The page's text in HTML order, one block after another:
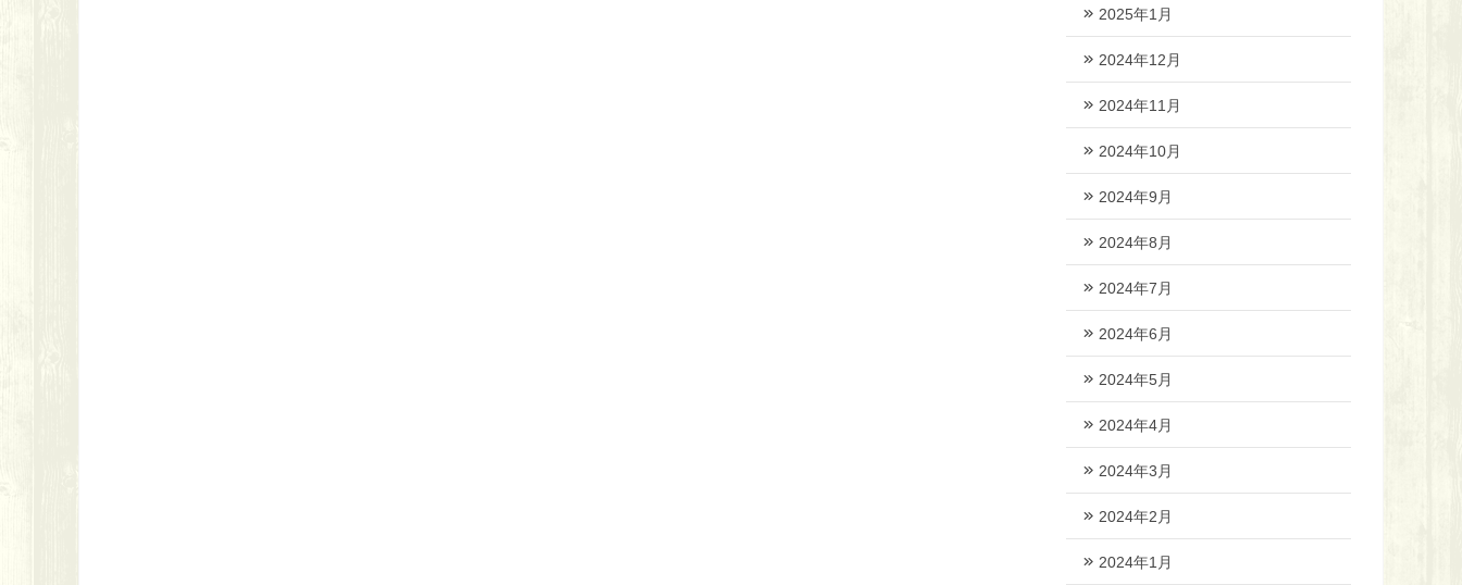
2025年1月
2024年12月
2024年11月
2024年10月
2024年9月
2024年8月
2024年7月
2024年6月
2024年5月
2024年4月
2024年3月
2024年2月
2024年1月